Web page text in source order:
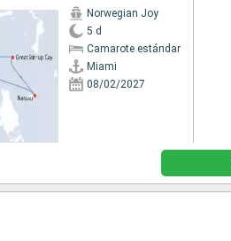
Norwegian Joy
5 d
Camarote estándar
Miami
08/02/2027